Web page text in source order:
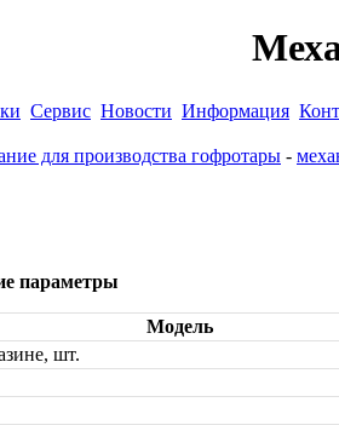
Сервис Новости Информация
для производства гофротары -
параметры
Модель
шт.